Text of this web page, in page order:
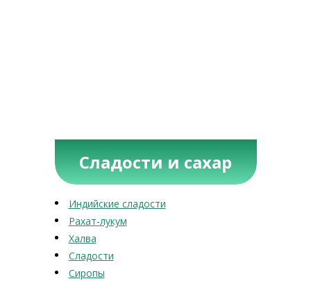
Сладости и сахар
Индийские сладости
Рахат-лукум
Халва
Сладости
Сиропы